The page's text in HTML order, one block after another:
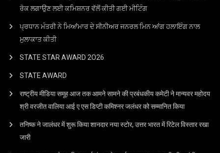
ਰੋਕ ਲਗਾਉਣ ਲਈ ਕਮਿਸ਼ਨਰ ਵੱਲੋਂ ਕੀਤੀ ਗਈ ਮੀਟਿੰਗ
ਪ੍ਰਧਾਨ ਮੰਤਰੀ ਨੇ ਮਿਆਂਮਾਰ ਦੇ ਸੀਨੀਅਰ ਜਨਰਲ ਮਿਨ ਆਂਗ ਹਲਾਇੰਗ ਨਾਲ
ਮੁਲਾਕਾਤ ਕੀਤੀ
STATE STAR AWARD 2O26
STATE AWARD
राष्ट्रीय मीडिया समूह आज तक आमने सामने की प्रबंधकीय कमेटी ने मान्यवर महोदय
श्री वरजीत वालिया आई ए एस डिप्टी कमिश्नर जलंधर को सम्मानित किया
तनिष्क ने जालंधर में शुरू किया शानदार नया स्टोर, उत्तर भारत में रिटेल विस्तार रखा
जारी